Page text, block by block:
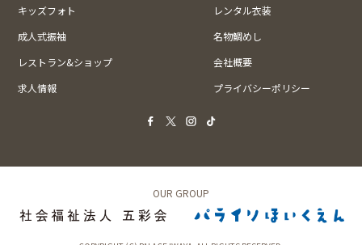
キッズフォト
レンタル衣装
成人式振袖
名物鯛めし
レストラン&ショップ
会社概要
求人情報
プライバシーポリシー
OUR GROUP